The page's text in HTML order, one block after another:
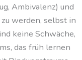
Ambivalenz) und
werden, selbst in
keine Schwäche,
das früh lernen